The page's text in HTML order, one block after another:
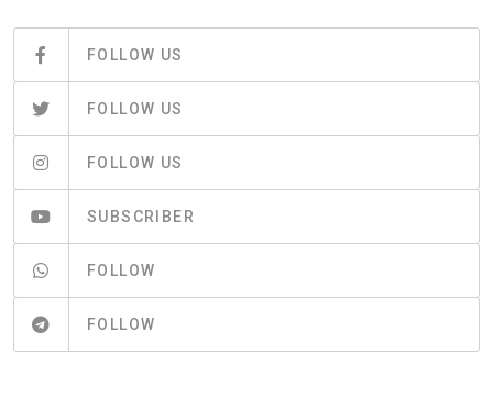
FOLLOW US
FOLLOW US
FOLLOW US
SUBSCRIBER
FOLLOW
FOLLOW